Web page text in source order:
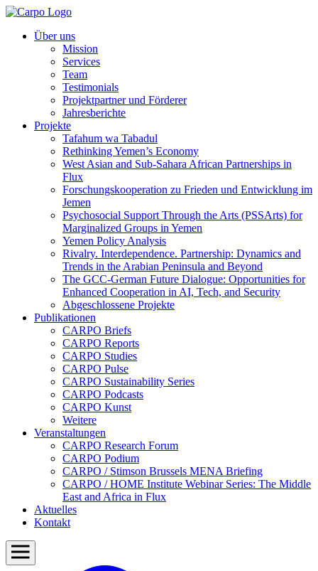
Über uns
Mission
Services
Team
Testimonials
Projektpartner und Förderer
Jahresberichte
Projekte
Tafahum wa Tabadul
Rethinking Yemen’s Economy
West Asian and Sub-Sahara African Partnerships in
Flux
Forschungskooperation zu Frieden und Entwicklung im
Jemen
Psychosocial Support Through the Arts (PSSArts) for
Marginalized Groups in Yemen
Yemen Policy Analysis
Rivalry. Interdependence. Partnership: Dynamics and
Trends in the Arabian Peninsula and Beyond
The GCC-German Future Dialogue: Opportunities for
Enhanced Cooperation in AI, Tech, and Security
Abgeschlossene Projekte
Publikationen
CARPO Briefs
CARPO Reports
CARPO Studies
CARPO Pulse
CARPO Sustainability Series
CARPO Podcasts
CARPO Kunst
Weitere
Veranstaltungen
CARPO Research Forum
CARPO Podium
CARPO / Stimson Brussels MENA Briefing
CARPO / HOME Institute Webinar Series: The Middle
East and Africa in Flux
Aktuelles
Kontakt